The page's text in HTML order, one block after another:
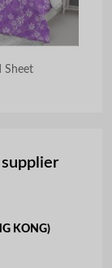
Sheet
KONG)